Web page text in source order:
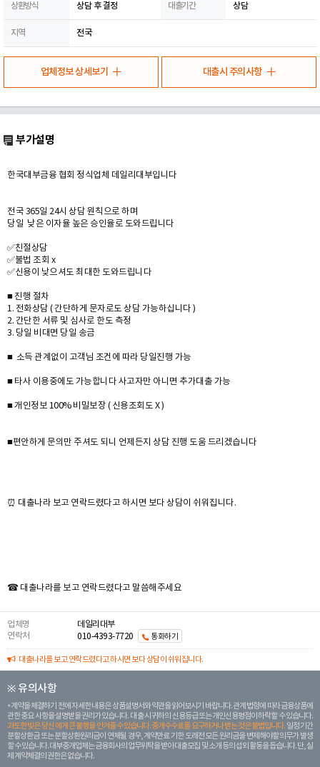
상환방식 상담 후 결정 대출기간 상담
지역 전국
업체정보 상세보기 대출시 주의사항
부가설명
한국대부금융 협회 정식업체 데일리대부입니다
전국 365일 24시 상담 원칙으로 하며
당일 낮은 이자율 높은 승인율로 도와드립니다
✅친절상담
✅불법 조회 x
✅신용이 낮으셔도 최대한 도와드립니다
■ 진행 절차
1. 전화상담 ( 간단하게 문자로도 상담 가능하십니다 )
2. 간단한 서류 및 심사로 한도 측정
3. 당일 비대면 당일 송금
■ 소득 관계없이 고객님 조건에 따라 당일진행 가능
■ 타사 이용중에도 가능합니다 사고자만 아니면 추가대출 가능
■ 개인정보 100% 비밀보장 ( 신용조회도 X )
■편안하게 문의만 주셔도 되니 언제든지 상담 진행 도움 드리겠습니다
⏰ 대출나라 보고 연락드렸다고 하시면 보다 상담이 쉬워집니다.
☎ 대출나라를 보고 연락드렸다고 말씀해주세요
업체명
데일리대부
연락처
010-4393-7720 통화하기
대출나라를 보고 연락드렸다고 하시면 보다 상담이 쉬워집니다.
※ 유의사항
계약을 체결하기 전에 자세한 내용은 상품설명서와 약관을 읽어보시기 바랍니다. 관계 법령에 따라 금융상품에
관한 중요 사항을 설명받을 권리가 있습니다. 대 출 시 귀하의 신용등급 또는 개인신용평점이 하락할 수 있습니다.
과도한 빚은 당신 에게 큰 불행을 안겨줄 수 있습니다. 중개수수료를 요구하거나 받는 것은 불법입니다. 일정 기간
분할상환금 또는 분할상환원리금이 연체될 경우, 계약만료 기한 도래전 모든 원리금을 변제해야할 의무가 발생
할 수 있습니다. 대부중개업체는 금융회사의 업무위탁을 받아 대출모집 및 소개 등의 섭외 활동을 돕습니다. 단, 실
제 계약체결의 권한은 없습니다.